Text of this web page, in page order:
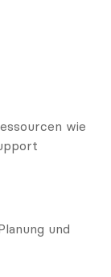
wie
und